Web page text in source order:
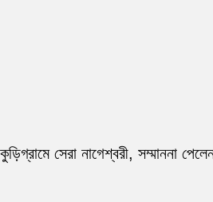
সেরা নাগেশ্বরী, সম্মাননা